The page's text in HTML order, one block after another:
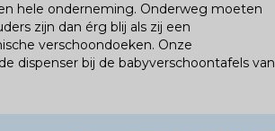
hele onderneming. Onderweg moeten
zijn dan érg blij als zij een
verschoondoeken. Onze
dispenser bij de babyverschoontafels van